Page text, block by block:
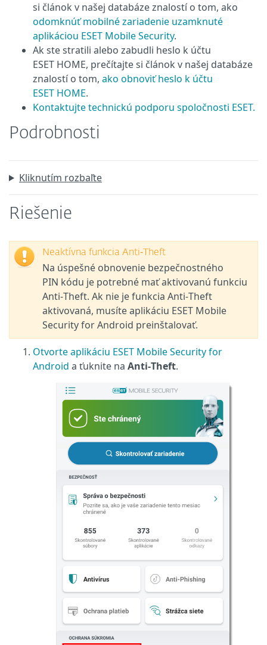
si článok v našej databáze znalostí o tom, ako
odomknúť mobilné zariadenie uzamknuté
aplikáciou ESET Mobile Security.
Ak ste stratili alebo zabudli heslo k účtu
ESET HOME, prečítajte si článok v našej databáze
znalostí o tom, ako obnoviť heslo k účtu
ESET HOME.
Kontaktujte technickú podporu spoločnosti ESET.
Podrobnosti
Kliknutím rozbaľte
Riešenie
Neaktívna funkcia Anti‑Theft
Na úspešné obnovenie bezpečnostného
PIN kódu je potrebné mať aktivovanú funkciu
Anti‑Theft. Ak nie je funkcia Anti‑Theft
aktivovaná, musíte aplikáciu ESET Mobile
Security for Android preinštalovať.
Otvorte aplikáciu ESET Mobile Security for
Android a ťuknite na Anti‑Theft.